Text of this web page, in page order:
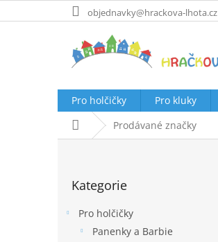
na
objednavky@hrackova-lhota.cz
Pro holčičky Pro kluky
Domů Prodávané značky
kategorie
Kategorie
Pro holčičky
Panenky a Barbie